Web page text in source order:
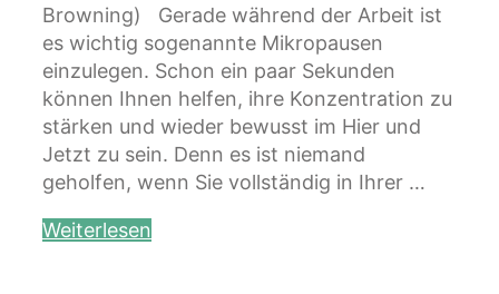
Browning) Gerade während der Arbeit ist
es wichtig sogenannte Mikropausen
einzulegen. Schon ein paar Sekunden
können Ihnen helfen, ihre Konzentration zu
stärken und wieder bewusst im Hier und
Jetzt zu sein. Denn es ist niemand
geholfen, wenn Sie vollständig in Ihrer …
Weiterlesen